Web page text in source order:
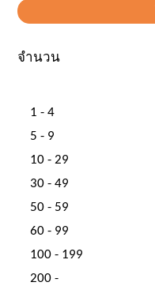
จำนวน
1 - 4
5 - 9
10 - 29
30 - 49
50 - 59
60 - 99
100 - 199
200 -